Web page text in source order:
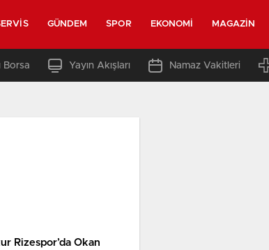
GÜNDEM SPOR EKONOMI MAGAZIN
Borsa Yayın Akışları Namaz Vakitleri
Rizespor’da Okan